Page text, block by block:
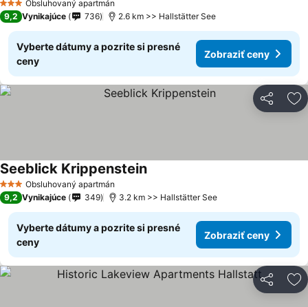
3 Počet hviezdičiek
Obsluhovaný apartmán
9,2 Vynikajúce 736 2.6 km >> Hallstätter See
Vyberte dátumy a pozrite si presné
ceny
Zobraziť ceny
Zdieľať
3 Počet hviezdičiek
Obsluhovaný apartmán
Seeblick Krippenstein
9,2 Vynikajúce 349 3.2 km >> Hallstätter See
Vyberte dátumy a pozrite si presné
ceny
Zobraziť ceny
Zdieľať